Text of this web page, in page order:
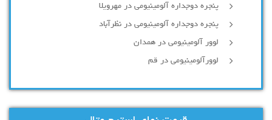
پنجره دوجداره آلومینیومی در مهرویلا
پنجره دوجداره آلومینیومی در نظرآباد
لوور آلومینیومی در همدان
لوورآلومینیومی در قم